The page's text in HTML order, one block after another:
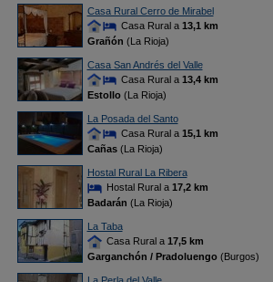
Casa Rural Cerro de Mirabel
Casa Rural a 13,1 km
Grañón (La Rioja)
Casa San Andrés del Valle
Casa Rural a 13,4 km
Estollo(La Rioja)
La Posada del Santo
Casa Rural a 15,1 km
Cañas(La Rioja)
Hostal Rural La Ribera
Hostal Rural a 17,2 km
Badarán (La Rioja)
La Taba
Casa Rural a 17,5 km
Garganchón / Pradoluengo(Burgos)